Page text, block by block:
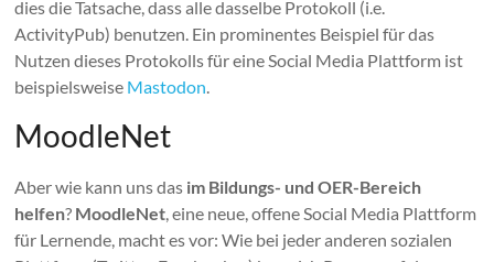
dies die Tatsache, dass alle dasselbe Protokoll (i.e.
ActivityPub) benutzen. Ein prominentes Beispiel für das
Nutzen dieses Protokolls für eine Social Media Plattform ist
beispielsweise Mastodon.
MoodleNet
Aber wie kann uns das im Bildungs- und OER-Bereich
helfen? MoodleNet, eine neue, offene Social Media Plattform
für Lernende, macht es vor: Wie bei jeder anderen sozialen